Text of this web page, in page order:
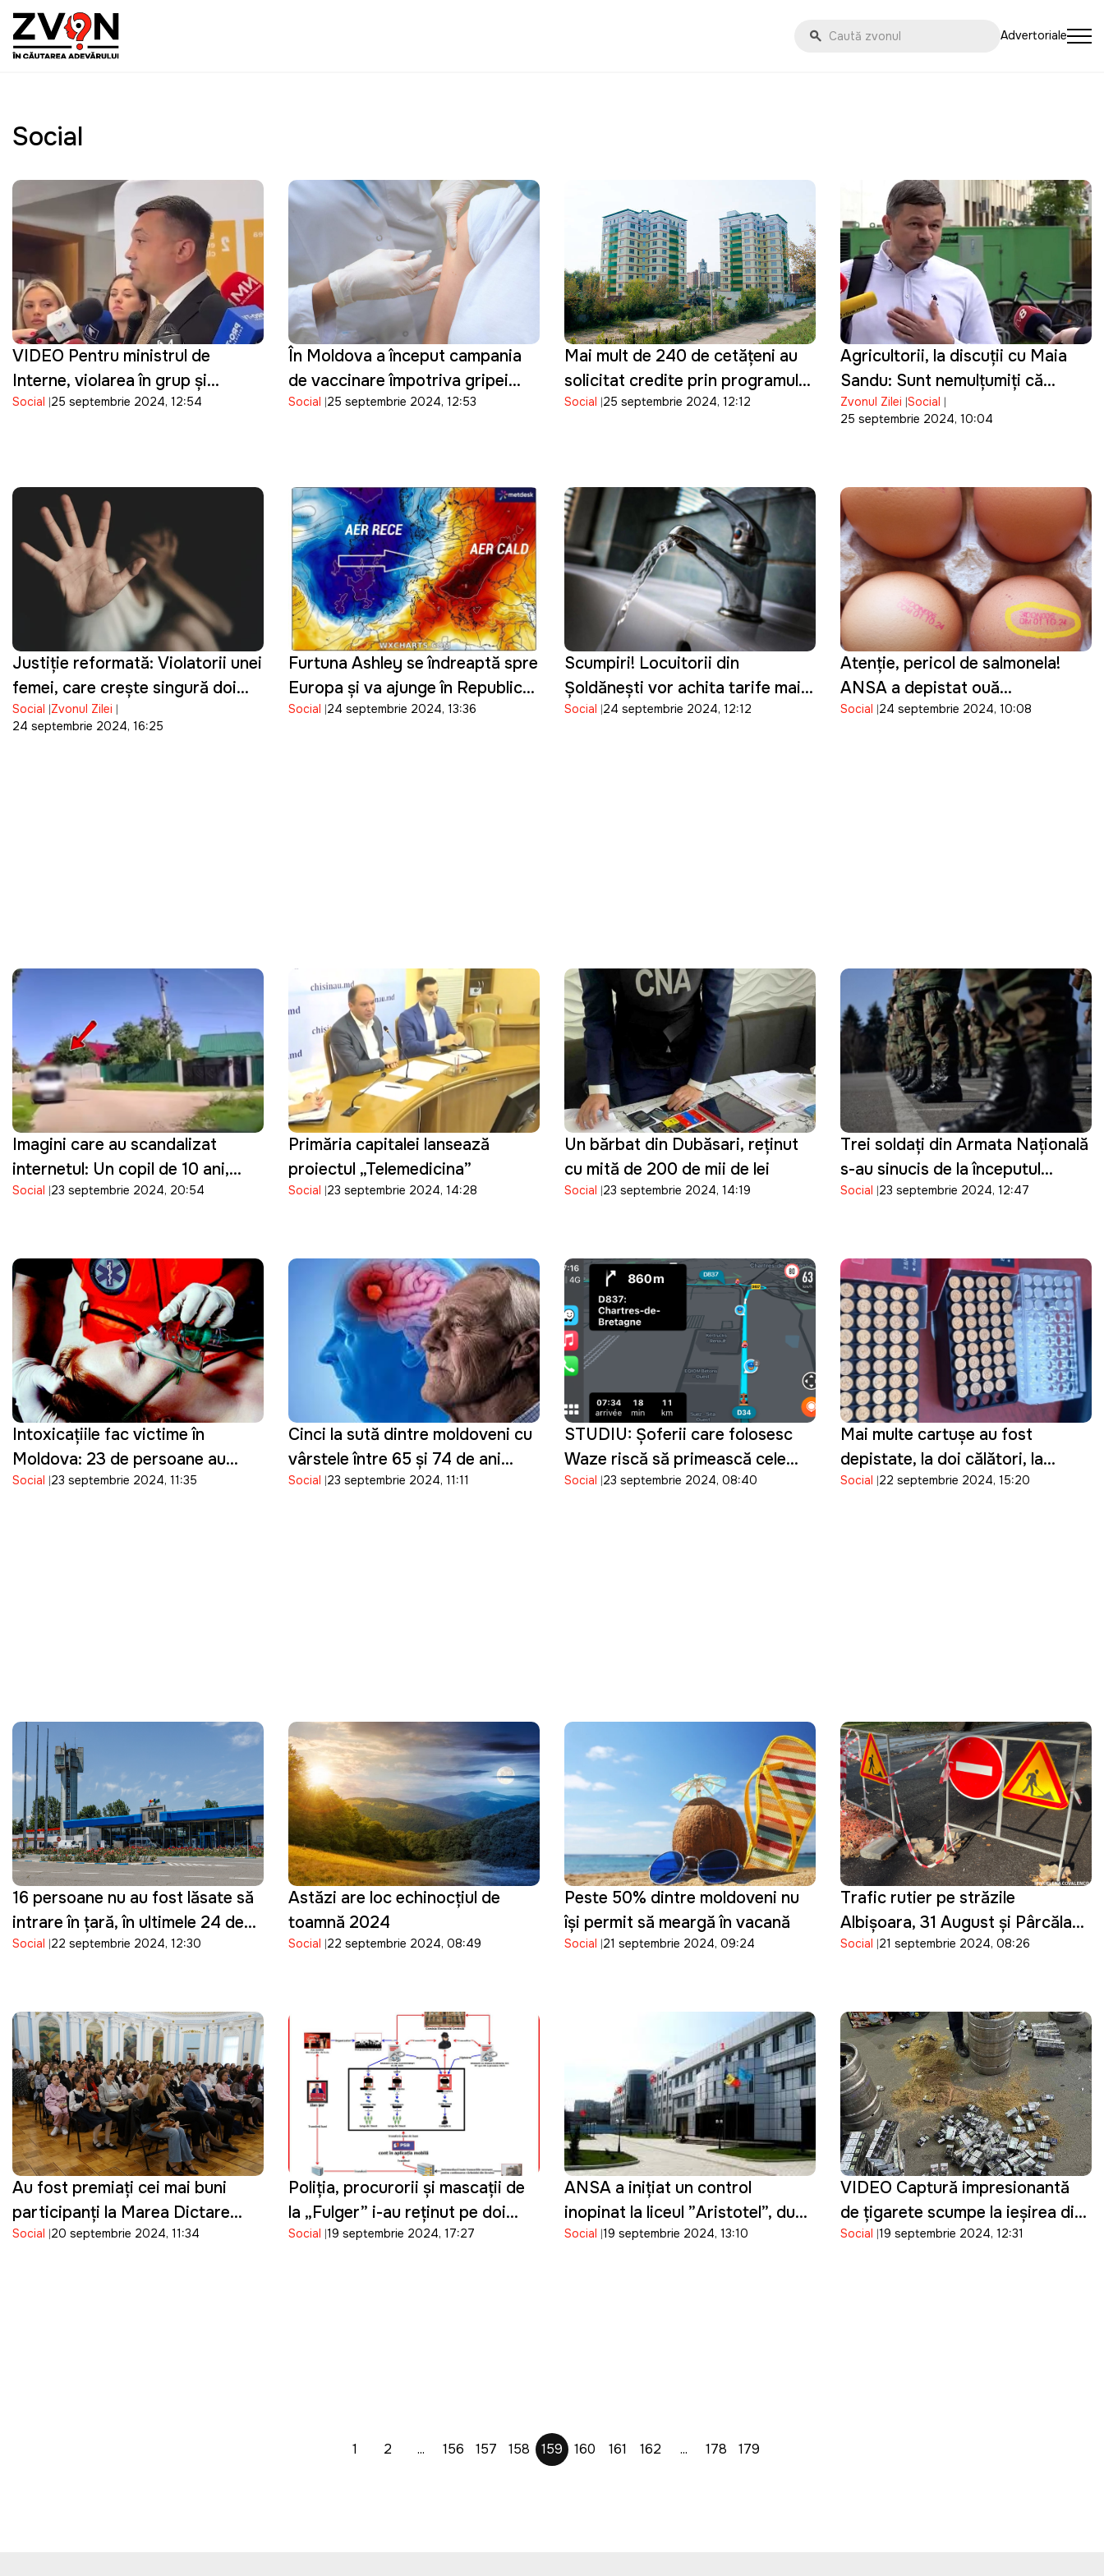
Advertoriale
Social
VIDEO Pentru ministrul de
Interne, violarea în grup și
molestarea unei mame singure
Social 25 septembrie 2024, 12:54
În Moldova a început campania
de vaccinare împotriva gripei
sezoniere
Social 25 septembrie 2024, 12:53
Mai mult de 240 de cetățeni au
solicitat credite prin programul
„Prima Casă Plus”
Social 25 septembrie 2024, 12:12
Agricultorii, la discuții cu Maia
Sandu: Sunt nemulțumiți că
ședința este cu ușile închise
Zvonul Zilei Social
25 septembrie 2024, 10:04
Justiție reformată: Violatorii unei
femei, care crește singură doi
copii, au fost lăsați în libertate
Social
Zvonul Zilei
24 septembrie 2024, 16:25
Furtuna Ashley se îndreaptă spre
Europa și va ajunge în Republica
Moldova
Social 24 septembrie 2024, 13:36
Scumpiri! Locuitorii din
Șoldănești vor achita tarife mai
mari pentru apă și canalizare
Social 24 septembrie 2024, 12:12
Atenție, pericol de salmonela!
ANSA a depistat ouă
neconforme în unitățile
Social 24 septembrie 2024, 10:08
Imagini care au scandalizat
internetul: Un copil de 10 ani,
surprins la volanul unui automobil
Social 23 septembrie 2024, 20:54
Primăria capitalei lansează
proiectul „Telemedicina”
Social 23 septembrie 2024, 14:28
Un bărbat din Dubăsari, reținut
cu mită de 200 de mii de lei
Social 23 septembrie 2024, 14:19
Trei soldați din Armata Națională
s-au sinucis de la începutul
acestui an
Social 23 septembrie 2024, 12:47
Intoxicațiile fac victime în
Moldova: 23 de persoane au
murit anul trecut din această
Social 23 septembrie 2024, 11:35
Cinci la sută dintre moldoveni cu
vârstele între 65 și 74 de ani
suferă de Alzheimer
Social 23 septembrie 2024, 11:11
STUDIU: Șoferii care folosesc
Waze riscă să primească cele
mai multe amenzi
Social 23 septembrie 2024, 08:40
Mai multe cartușe au fost
depistate, la doi călători, la
trecerea frontierei Republicii
Social 22 septembrie 2024, 15:20
16 persoane nu au fost lăsate să
intrare în țară, în ultimele 24 de
ore: Ce încălcări au fost
Social 22 septembrie 2024, 12:30
Astăzi are loc echinocțiul de
toamnă 2024
Social 22 septembrie 2024, 08:49
Peste 50% dintre moldoveni nu
își permit să meargă în vacanță
Social 21 septembrie 2024, 09:24
Trafic rutier pe străzile
Albișoara, 31 August și Pârcălab,
suspendat
Social 21 septembrie 2024, 08:26
Au fost premiați cei mai buni
participanți la Marea Dictare
Națională
Social 20 septembrie 2024, 11:34
Poliția, procurorii și mascații de
la „Fulger” i-au reținut pe doi
adepți ai lui Ilan Șor
Social 19 septembrie 2024, 17:27
ANSA a inițiat un control
inopinat la liceul ”Aristotel”, după
ce 65 de copii s-au intoxicat
Social 19 septembrie 2024, 13:10
VIDEO Captură impresionantă
de țigarete scumpe la ieșirea din
Postul vamal Cahul
Social 19 septembrie 2024, 12:31
1 2 ... 156 157 158 159 160 161 162 ... 178 179